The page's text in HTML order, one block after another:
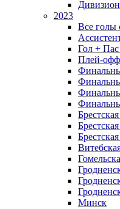
2023
Все голы
Гол +
Плей-офф
Минск